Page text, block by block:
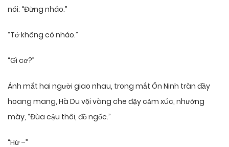
nói: “Đừng nháo.”
“Tớ không có nháo.”
“Gì cơ?”
Ánh mắt hai người giao nhau, trong mắt Ôn Ninh tràn đầy
hoang mang, Hà Du vội vàng che đậy cảm xúc, nhướng
mày, “Đùa cậu thôi, đồ ngốc.”
“Hừ –”